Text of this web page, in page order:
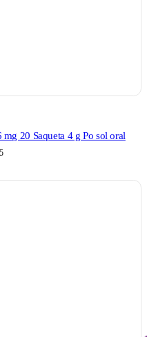
20 Saqueta 4 g Po sol oral